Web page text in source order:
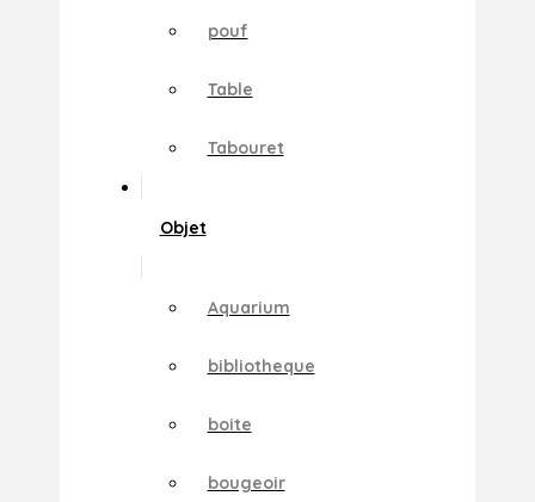
pouf
Table
Tabouret
Objet
Aquarium
bibliotheque
boite
bougeoir